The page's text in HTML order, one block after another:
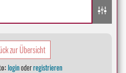
zur Übersicht
loginoderregistrieren